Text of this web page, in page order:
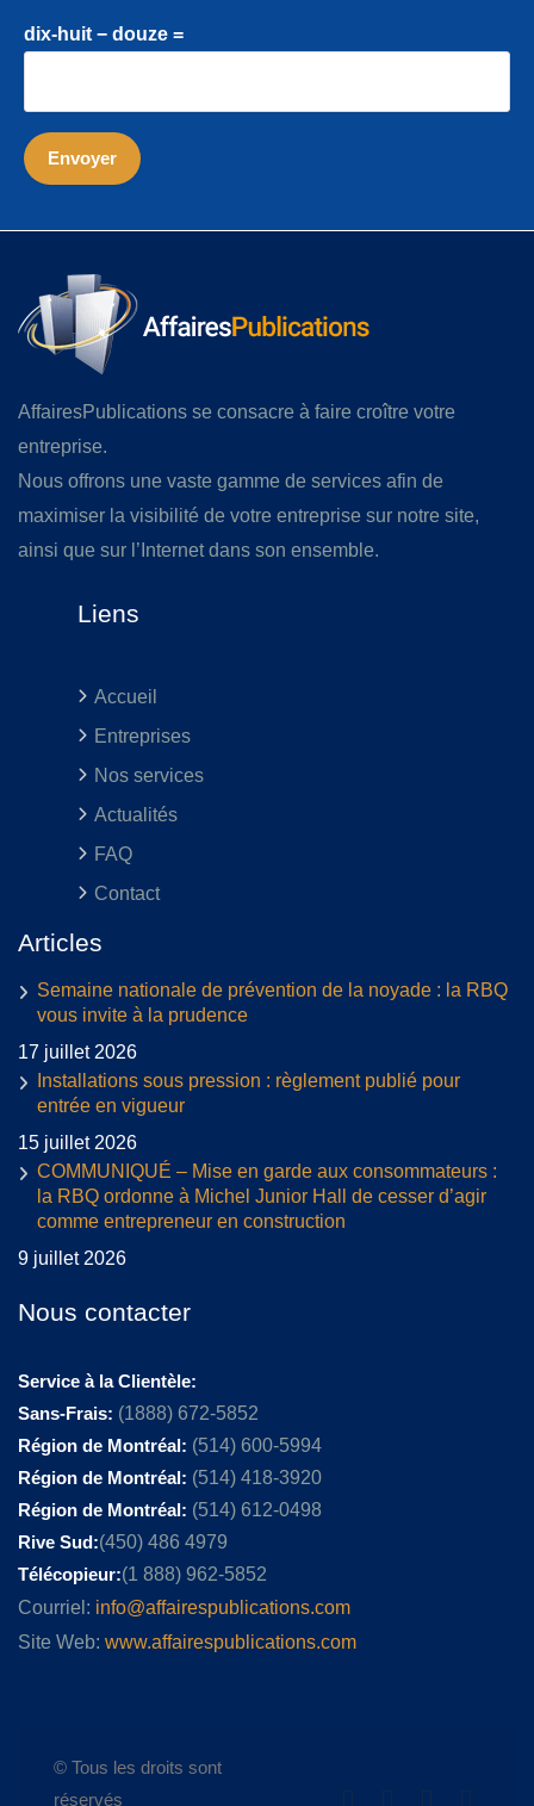
dix-huit − douze =
AffairesPublications se consacre à faire croître votre
entreprise.
Nous offrons une vaste gamme de services afin de
maximiser la visibilité de votre entreprise sur notre site,
ainsi que sur l’Internet dans son ensemble.
Liens
Accueil
Entreprises
Nos services
Actualités
FAQ
Contact
Articles
Semaine nationale de prévention de la noyade : la RBQ
vous invite à la prudence
17 juillet 2026
Installations sous pression : règlement publié pour
entrée en vigueur
15 juillet 2026
COMMUNIQUÉ – Mise en garde aux consommateurs :
la RBQ ordonne à Michel Junior Hall de cesser d’agir
comme entrepreneur en construction
9 juillet 2026
Nous contacter
Service à la Clientèle:
Sans-Frais: (1888) 672-5852
Région de Montréal: (514) 600-5994
Région de Montréal: (514) 418-3920
Région de Montréal: (514) 612-0498
Rive Sud:(450) 486 4979
Télécopieur:(1 888) 962-5852
Courriel: info@affairespublications.com
Site Web: www.affairespublications.com
© Tous les droits sont
réservés